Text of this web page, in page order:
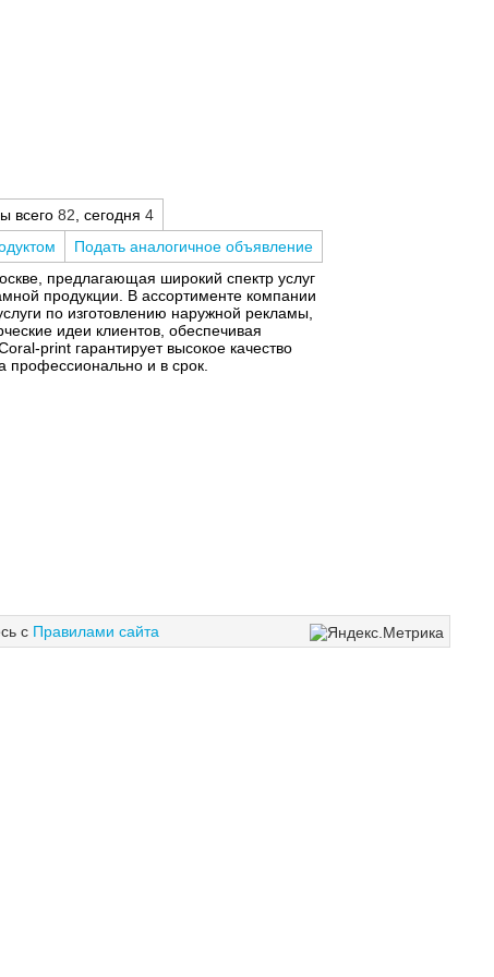
всего 82 , сегодня 4
Подать аналогичное объявление
предлагающая широкий спектр услуг
продукции. В ассортименте компании
по изготовлению наружной рекламы,
идеи клиентов, обеспечивая
print гарантирует высокое качество
профессионально и в срок.
с Правилами сайта